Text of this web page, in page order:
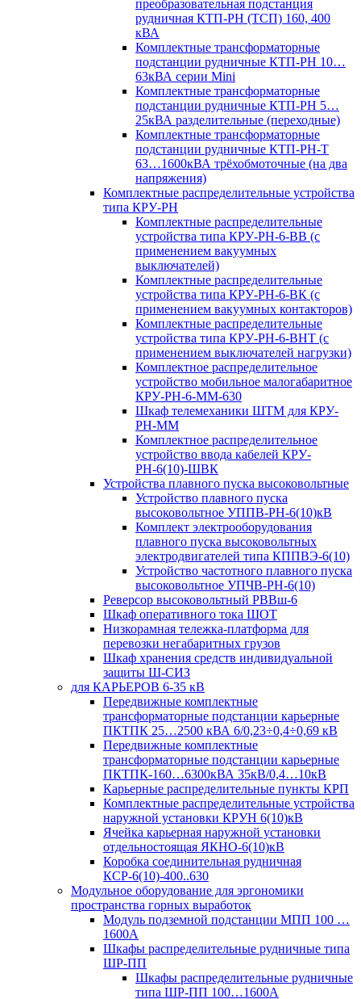
преобразовательная подстанция
рудничная КТП-РН (ТСП) 160, 400
кВА
Комплектные трансформаторные
подстанции рудничные КТП-РН 10…
63кВА серии Mini
Комплектные трансформаторные
подстанции рудничные КТП-РН 5…
25кВА разделительные (переходные)
Комплектные трансформаторные
подстанции рудничные КТП-РН-Т
63…1600кВА трёхобмоточные (на два
напряжения)
Комплектные распределительные устройства
типа КРУ-РН
Комплектные распределительные
устройства типа КРУ-РН-6-ВВ (с
применением вакуумных
выключателей)
Комплектные распределительные
устройства типа КРУ-РН-6-ВК (с
применением вакуумных контакторов)
Комплектные распределительные
устройства типа КРУ-РН-6-ВНТ (с
применением выключателей нагрузки)
Комплектное распределительное
устройство мобильное малогабаритное
КРУ-РН-6-ММ-630
Шкаф телемеханики ШТМ для КРУ-
РН-ММ
Комплектное распределительное
устройство ввода кабелей КРУ-
РН-6(10)-ШВК
Устройства плавного пуска высоковольтные
Устройство плавного пуска
высоковольтное УППВ-РН-6(10)кВ
Комплект электрооборудования
плавного пуска высоковольтных
электродвигателей типа КППВЭ-6(10)
Устройство частотного плавного пуска
высоковольтное УПЧВ-РН-6(10)
Реверсор высоковольтный РВВш-6
Шкаф оперативного тока ШОТ
Низкорамная тележка-платформа для
перевозки негабаритных грузов
Шкаф хранения средств индивидуальной
защиты Ш-СИЗ
для КАРЬЕРОВ 6-35 кВ
Передвижные комплектные
трансформаторные подстанции карьерные
ПКТПК 25…2500 кВА 6/0,23÷0,4÷0,69 кВ
Передвижные комплектные
трансформаторные подстанции карьерные
ПКТПК-160…6300кВА 35кВ/0,4…10кВ
Карьерные распределительные пункты КРП
Комплектные распределительные устройства
наружной установки КРУН 6(10)кВ
Ячейка карьерная наружной установки
отдельностоящая ЯКНО-6(10)кВ
Коробка соединительная рудничная
КСР-6(10)-400..630
Модульное оборудование для эргономики
пространства горных выработок
Модуль подземной подстанции МПП 100 …
1600А
Шкафы распределительные рудничные типа
ШР-ПП
Шкафы распределительные рудничные
типа ШР-ПП 100…1600А